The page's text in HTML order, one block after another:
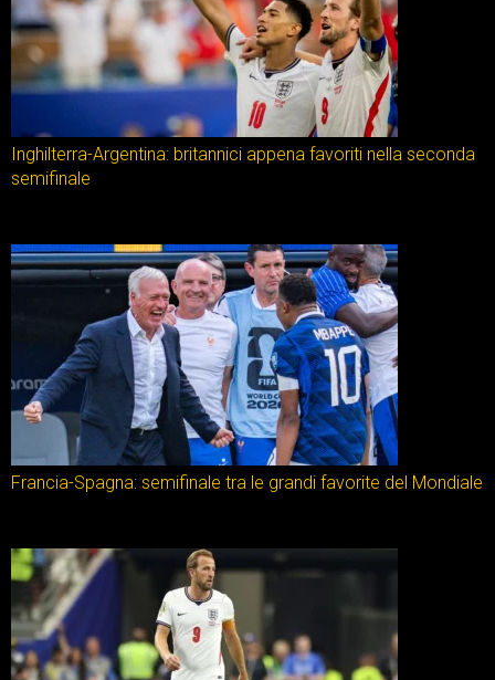
Inghilterra-Argentina: britannici appena favoriti nella seconda
semifinale
Francia-Spagna: semifinale tra le grandi favorite del Mondiale